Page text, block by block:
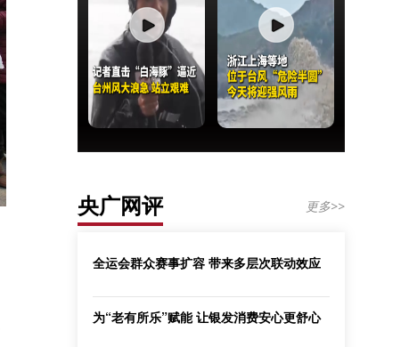
央广网评 更多>>
全运会群众赛事扩容 带来多层次联动效应
为“老有所乐”赋能 让银发消费安心更舒心